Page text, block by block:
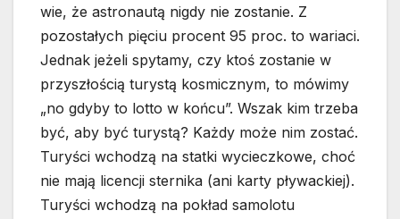
wie, że astronautą nigdy nie zostanie. Z
pozostałych pięciu procent 95 proc. to wariaci.
Jednak jeżeli spytamy, czy ktoś zostanie w
przyszłością turystą kosmicznym, to mówimy
„no gdyby to lotto w końcu”. Wszak kim trzeba
być, aby być turystą? Każdy może nim zostać.
Turyści wchodzą na statki wycieczkowe, choć
nie mają licencji sternika (ani karty pływackiej).
Turyści wchodzą na pokład samolotu